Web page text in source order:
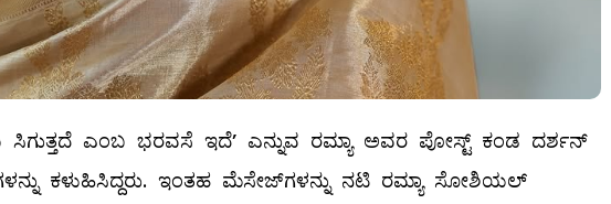
ಸಿಗುತ್ತದೆ ಎಂಬ ಭರವಸೆ ಇದೆʼ ಎನ್ನುವ ರಮ್ಯಾ ಅವರ ಪೋಸ್ಟ್‌ ಕಂಡ ದರ್ಶನ್
ಕಳುಹಿಸಿದ್ದರು. ಇಂತಹ ಮೆಸೇಜ್‌ಗಳನ್ನು ನಟಿ ರಮ್ಯಾ ಸೋಶಿಯಲ್‌